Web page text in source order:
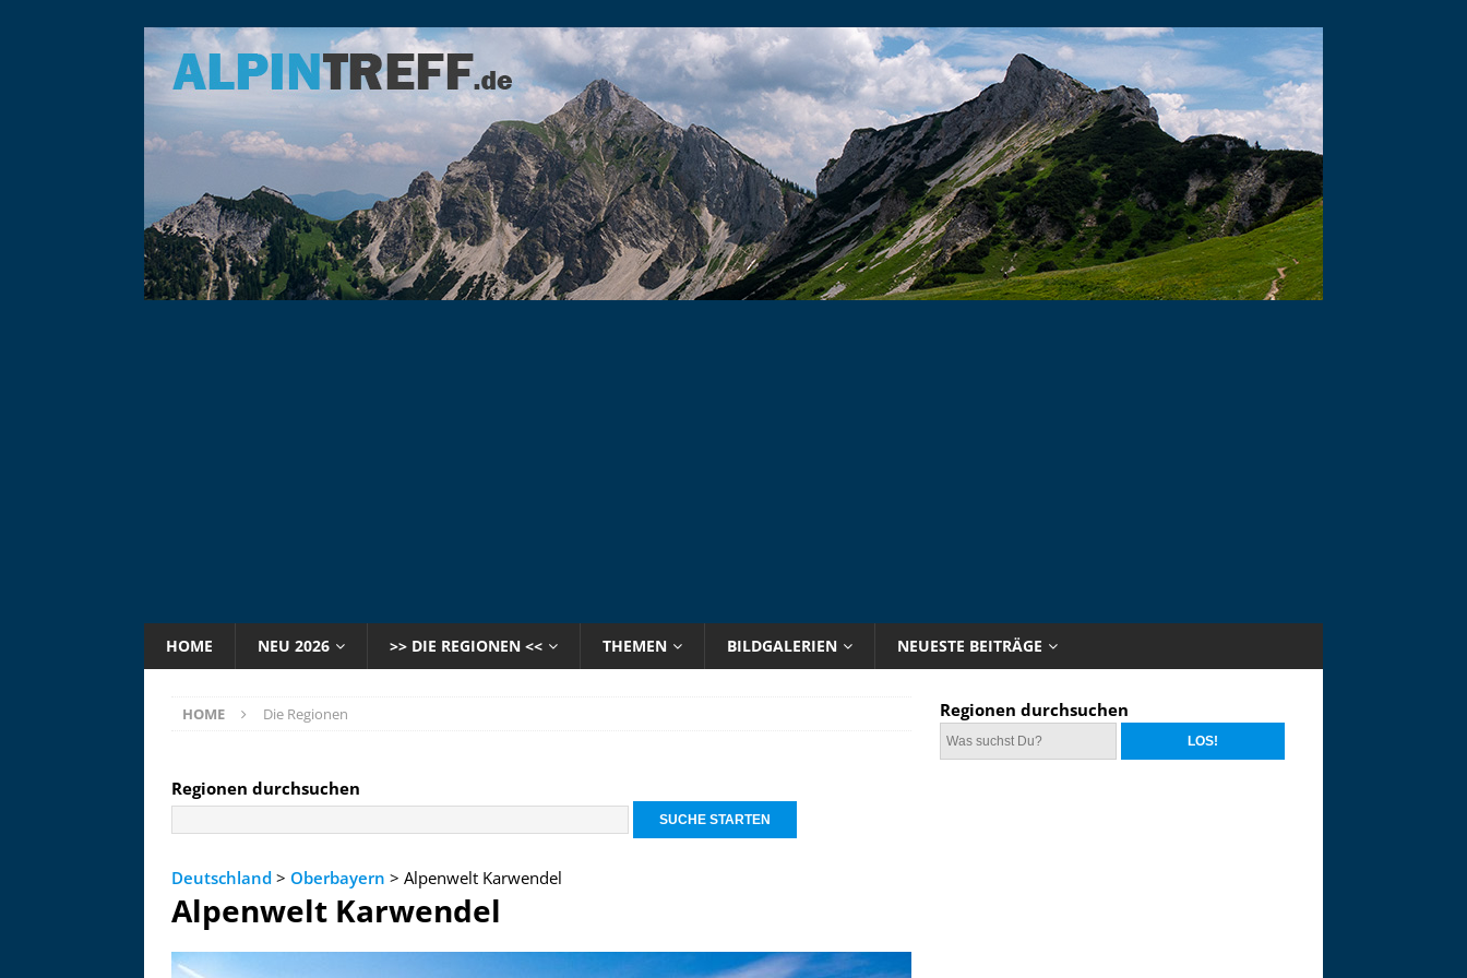
HOME NEU 2026 >> DIE REGIONEN << THEMEN BILDGALERIEN NEUESTE BEITRÄGE
HOME Die Regionen
Regionen durchsuchen
Deutschland > Oberbayern > Alpenwelt Karwendel
Alpenwelt Karwendel
Regionen durchsuchen